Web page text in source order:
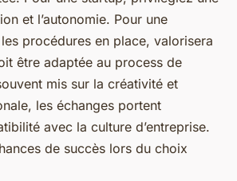
et l’autonomie. Pour une
procédures en place, valorisera
être adaptée au process de
mis sur la créativité et
les échanges portent
avec la culture d’entreprise.
de succès lors du choix